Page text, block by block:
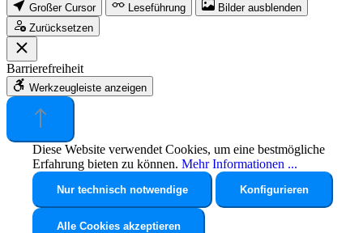
Großer Cursor
Leseführung
Bilder ausblenden
Zurücksetzen
Barrierefreiheit
Werkzeugleiste anzeigen
Diese Website verwendet Cookies, um eine bestmögliche
Erfahrung bieten zu können. Mehr Informationen ...
Nur technisch notwendige Konfigurieren
Alle Cookies akzeptieren